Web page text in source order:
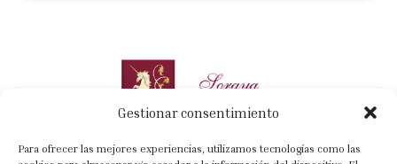
Gestionar consentimiento
Para ofrecer las mejores experiencias, utilizamos tecnologías como las